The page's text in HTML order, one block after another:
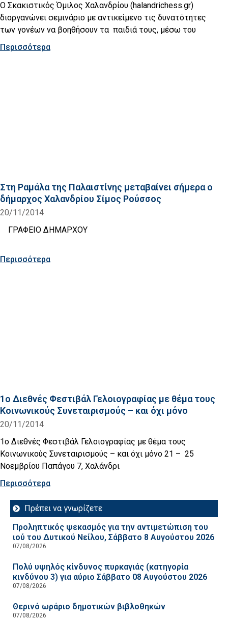
Ο Σκακιστικός Όμιλος Χαλανδρίου (halandrichess.gr)
διοργανώνει σεμινάριο με αντικείμενο τις δυνατότητες
των γονέων να βοηθήσουν τα παιδιά τους, μέσω του
Περισσότερα
Στη Ραμάλα της Παλαιστίνης μεταβαίνει σήμερα ο
δήμαρχος Χαλανδρίου Σίμος Ρούσσος
20/11/2014
ΓΡΑΦΕΙΟ ΔΗΜΑΡΧΟΥ
Περισσότερα
1ο Διεθνές Φεστιβάλ Γελοιογραφίας με θέμα τους
Κοινωνικούς Συνεταιρισμούς – και όχι μόνο
20/11/2014
1ο Διεθνές Φεστιβάλ Γελοιογραφίας με θέμα τους
Κοινωνικούς Συνεταιρισμούς – και όχι μόνο 21 – 25
Νοεμβρίου Παπάγου 7, Χαλάνδρι
Περισσότερα
Πρέπει να γνωρίζετε
Προληπτικός ψεκασμός για την αντιμετώπιση του
ιού του Δυτικού Νείλου, Σάββατο 8 Αυγούστου 2026
07/08/2026
Πολύ υψηλός κίνδυνος πυρκαγιάς (κατηγορία
κινδύνου 3) για αύριο Σάββατο 08 Αυγούστου 2026
07/08/2026
Θερινό ωράριο δημοτικών βιβλοθηκών
07/08/2026